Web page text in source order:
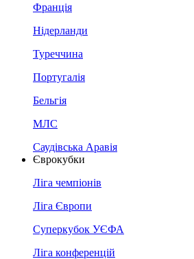
Франція
Нідерланди
Туреччина
Португалія
Бельгія
МЛС
Саудівська Аравія
Єврокубки
Ліга чемпіонів
Ліга Європи
Суперкубок УЄФА
Ліга конференцій